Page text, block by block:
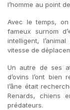
l’homme au point
Avec le temps,
fameux surnom
intelligent,
vitesse de
Un autre de ses
d’ovins l’ont bien
l’âne était
Renards, chiens
prédateurs.